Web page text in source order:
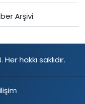
Arşivi
hakkı saklıdır.